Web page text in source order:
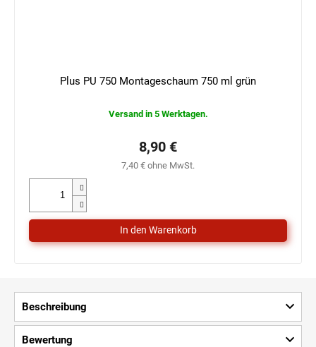
Plus PU 750 Montageschaum 750 ml grün
Versand in 5 Werktagen.
7,40 € ohne MwSt.
8,90 €
Beschreibung
Bewertung